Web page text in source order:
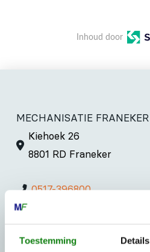
Toestemming Details
Inhoud door
MECHANISATIE FRANEKER
Kiehoek 26
8801 RD Franeker
0517-396800